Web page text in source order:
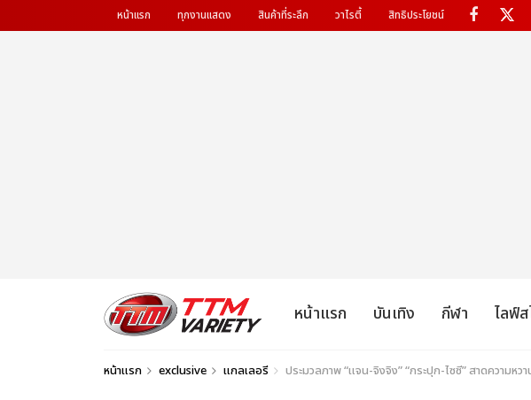
หน้าแรก ทุกงานแสดง สินค้าที่ระลึก วาไรตี้ สิทธิประโยชน์
หน้าแรก บันเทิง กีฬา ไลฟ์
หน้าแรก exclusive แกลเลอรี ประมวลภาพ “แจน-จิงจิง” “กระปุก-ไซซี” สาดความ